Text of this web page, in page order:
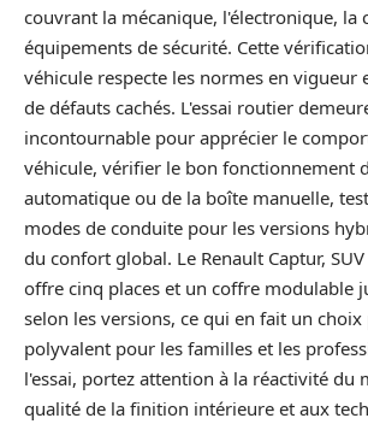
couvrant la mécanique, l'électronique, la
équipements de sécurité. Cette
véhicule respecte les normes en vigueur
de défauts cachés. L'essai routier
incontournable pour apprécier le
véhicule, vérifier le bon fonctionnement
automatique ou de la boîte manuelle,
modes de conduite pour les versions
du confort global. Le Renault Captur,
offre cinq places et un coffre modulable
selon les versions, ce qui en fait un
polyvalent pour les familles et les
l'essai, portez attention à la réactivité du
qualité de la finition intérieure et aux